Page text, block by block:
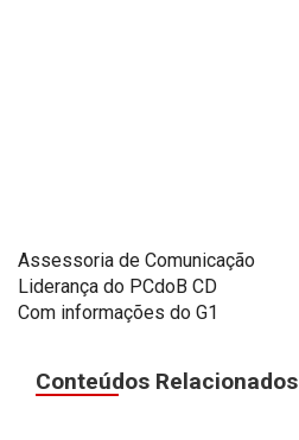
Assessoria de Comunicação
Liderança do PCdoB CD
Com informações do G1
Conteúdos Relacionados